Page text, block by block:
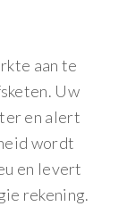
aan te
Uw
en alert
wordt
en levert
rekening.